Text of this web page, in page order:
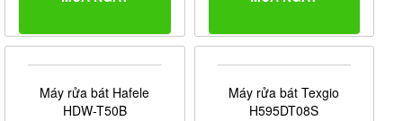
Máy rửa bát Hafele
HDW-T50B
Máy rửa bát Texgio
H595DT08S